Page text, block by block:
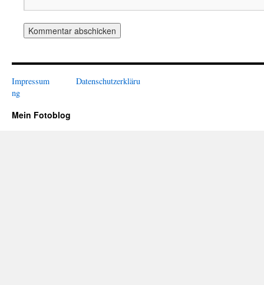
Impressum
Datenschutzerkläru
ng
Mein Fotoblog